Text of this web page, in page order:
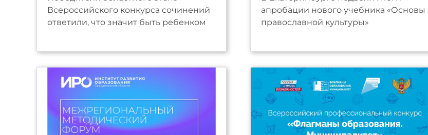
Всероссийского конкурса сочинений
ответили, что значит быть ребенком
апробации нового учебника «Основы
православной культуры»